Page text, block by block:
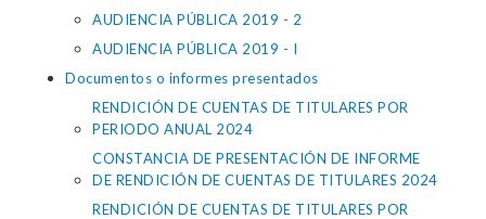
AUDIENCIA PÚBLICA 2019 - 2
AUDIENCIA PÚBLICA 2019 - I
Documentos o informes presentados
RENDICIÓN DE CUENTAS DE TITULARES POR
PERIODO ANUAL 2024
CONSTANCIA DE PRESENTACIÓN DE INFORME
DE RENDICIÓN DE CUENTAS DE TITULARES 2024
RENDICIÓN DE CUENTAS DE TITULARES POR